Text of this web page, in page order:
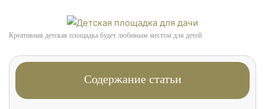
Креативная детская площадка будет любимым местом для детей
Содержание статьи